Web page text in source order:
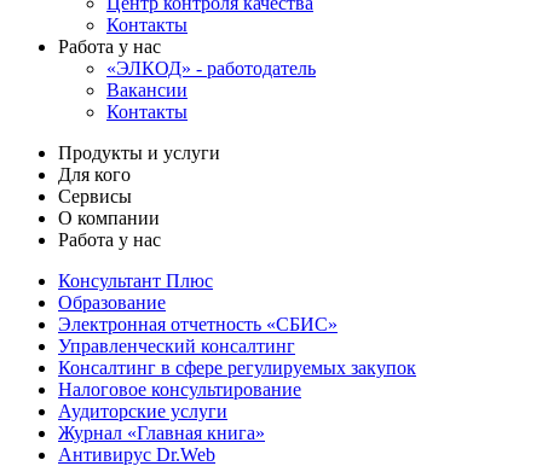
Контакты
Работа у нас
«ЭЛКОД» - работодатель
Вакансии
Контакты
Продукты и услуги
Для кого
Сервисы
О компании
Работа у нас
Консультант Плюс
Образование
Электронная отчетность «СБИС»
Управленческий консалтинг
Консалтинг в сфере регулируемых закупок
Налоговое консультирование
Аудиторские услуги
Журнал «Главная книга»
Антивирус Dr.Web